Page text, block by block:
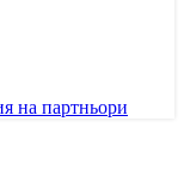
на партньори